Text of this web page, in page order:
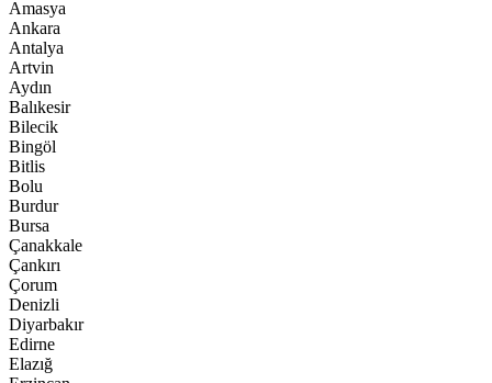
Amasya
Ankara
Antalya
Artvin
Aydın
Balıkesir
Bilecik
Bingöl
Bitlis
Bolu
Burdur
Bursa
Çanakkale
Çankırı
Çorum
Denizli
Diyarbakır
Edirne
Elazığ